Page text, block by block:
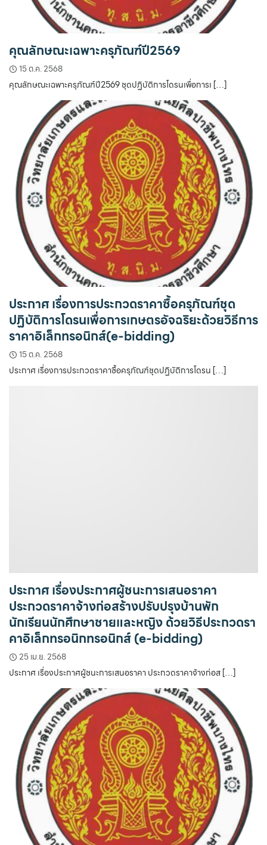
คุณลักษณะเฉพาะครุภัณฑ์ปี2569
15 ต.ค. 2568
คุณลักษณะเฉพาะครุภัณฑ์ปี2569 ชุดปฏิบัติการโดรนเพื่อการเ […]
ประกาศ เรื่องการประกวดราคาซื้อครุภัณฑ์ชุด
ปฏิบัติการโดรนเพื่อการเกษตรอัจฉริยะด้วยวิธีการ
ราคาอิเล็กทรอนิกส์(e-bidding)
15 ต.ค. 2568
ประกาศ เรื่องการประกวดราคาซื้อครุภัณฑ์ชุดปฏิบัติการโดรน […]
ประกาศ เรื่องประกาศผู้ชนะการเสนอราคา
ประกวดราคาจ้างก่อสร้างปรับปรุงบ้านพัก
นักเรียนนักศึกษาชายและหญิง ด้วยวิธีประกวดรา
คาอิเล็กทรอนิกทรอนิกส์ (e-bidding)
25 เม.ย. 2568
ประกาศ เรื่องประกาศผู้ชนะการเสนอราคา ประกวดราคาจ้างก่อส […]